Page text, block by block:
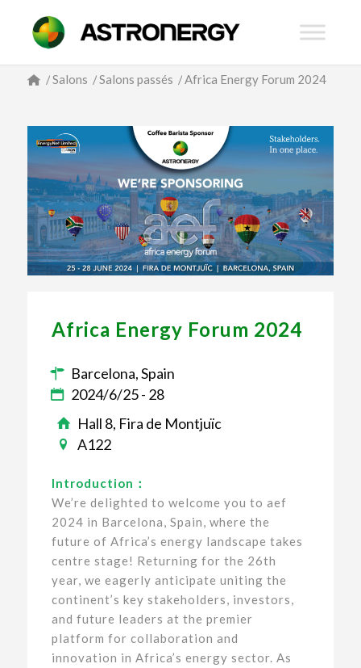
/Salons /Salons passés /Africa Energy Forum 2024
Africa Energy Forum 2024
Barcelona, Spain
2024/6/25 - 28
Hall 8, Fira de Montjuïc
A122
Introduction：
We’re delighted to welcome you to aef
2024 in Barcelona, Spain, where the
future of Africa’s energy landscape takes
centre stage! Returning for the 26th
year, we eagerly anticipate uniting the
continent’s key stakeholders, investors,
and future leaders at the premier
platform for collaboration and
innovation in Africa’s energy sector. As